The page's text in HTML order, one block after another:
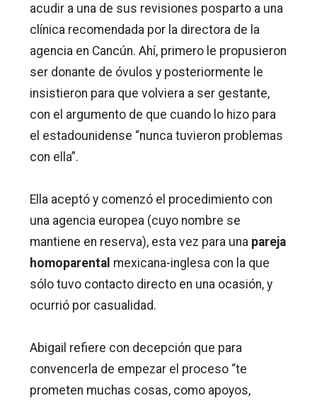
acudir a una de sus revisiones posparto a una
clínica recomendada por la directora de la
agencia en Cancún. Ahí, primero le propusieron
ser donante de óvulos y posteriormente le
insistieron para que volviera a ser gestante,
con el argumento de que cuando lo hizo para
el estadounidense “nunca tuvieron problemas
con ella”.
Ella aceptó y comenzó el procedimiento con
una agencia europea (cuyo nombre se
mantiene en reserva), esta vez para una pareja
homoparental mexicana-inglesa con la que
sólo tuvo contacto directo en una ocasión, y
ocurrió por casualidad.
Abigail refiere con decepción que para
convencerla de empezar el proceso “te
prometen muchas cosas, como apoyos,